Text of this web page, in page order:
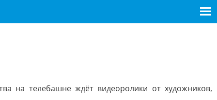
на телебашне ждёт видеоролики от художников,